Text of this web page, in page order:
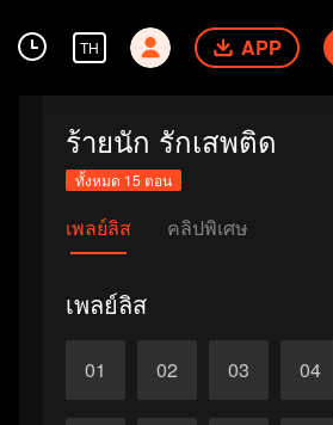
TH APP
ร้ายนัก รักเสพติด
ทั้งหมด 15 ตอน
เพลย์ลิส คลิปพิเศษ
เพลย์ลิส
01 02 03 04